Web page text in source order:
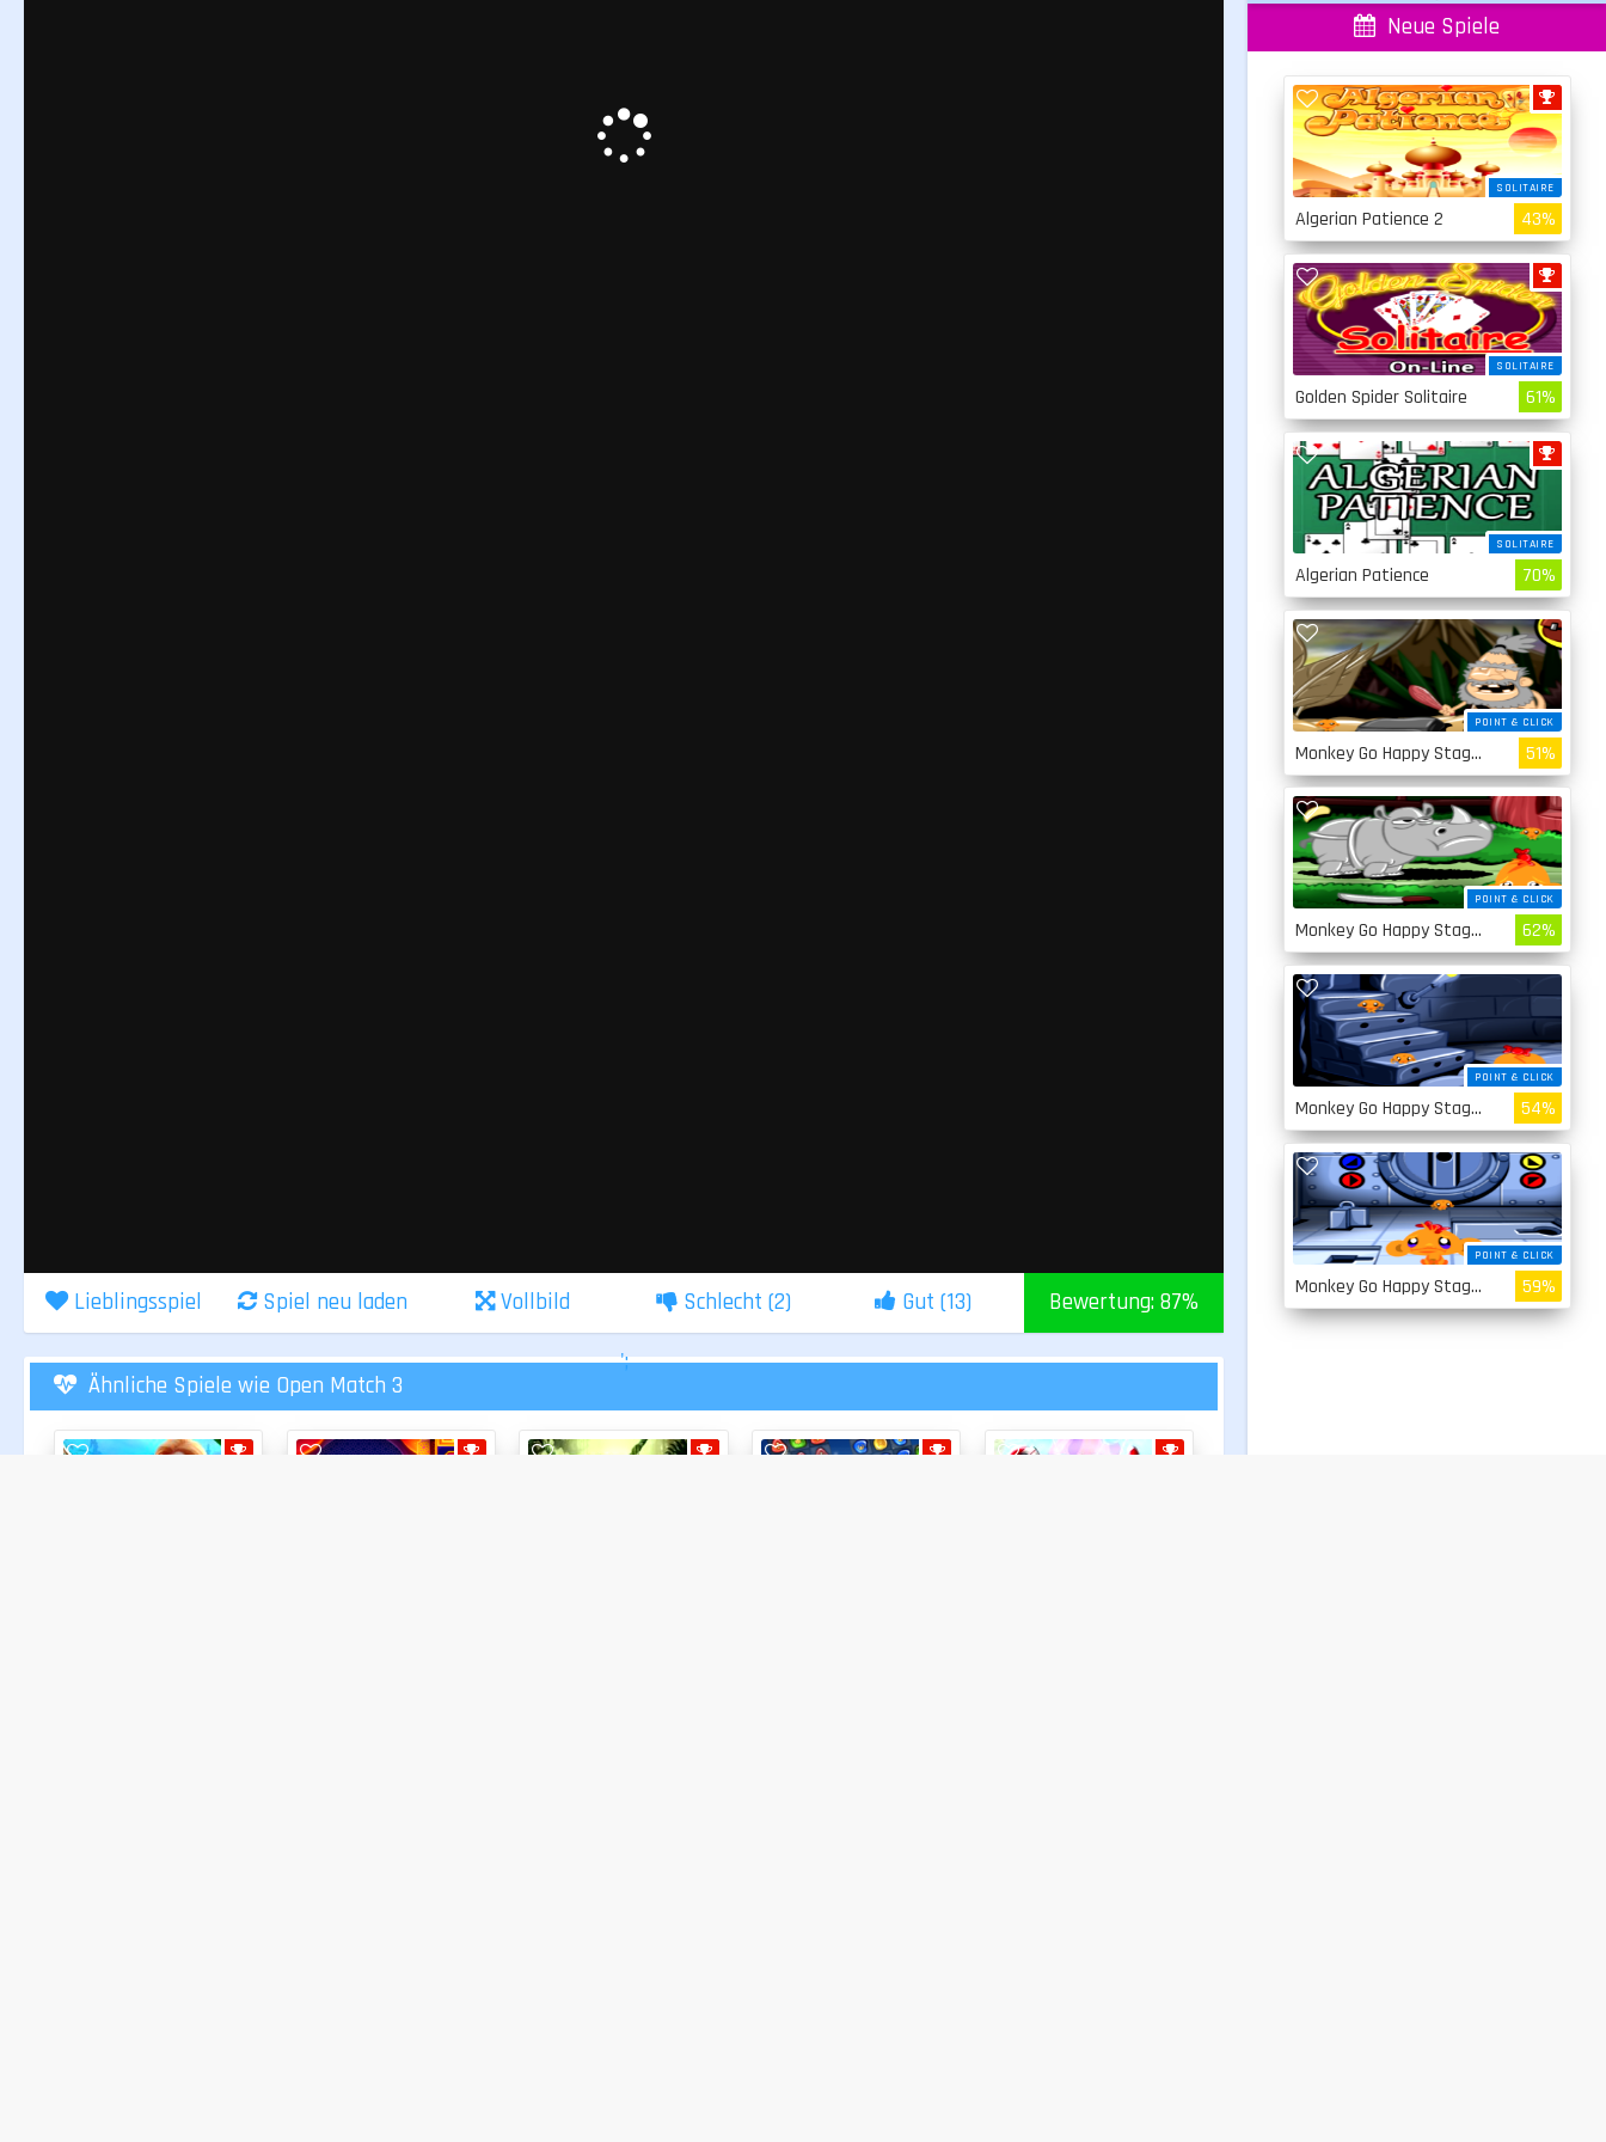
Lieblingsspiel Spiel neu laden Vollbild Schlecht (2) Gut (13) Bewertung: 87%
';
Ähnliche Spiele wie Open Match 3
Neue Spiele
SOLITAIRE
Algerian Patience 2 43%
SOLITAIRE
Golden Spider Solitaire 61%
SOLITAIRE
Algerian Patience 70%
POINT & CLICK
Monkey Go Happy Stage 4 51%
POINT & CLICK
Monkey Go Happy Stage 3 62%
POINT & CLICK
Monkey Go Happy Stage 2 54%
POINT & CLICK
Monkey Go Happy Stage 1 59%